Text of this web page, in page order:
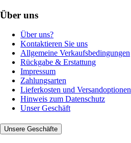
Über uns
Über uns?
Kontaktieren Sie uns
Allgemeine Verkaufsbedingungen
Rückgabe & Erstattung
Impressum
Zahlungsarten
Lieferkosten und Versandoptionen
Hinweis zum Datenschutz
Unser Geschäft
Unsere Geschäfte